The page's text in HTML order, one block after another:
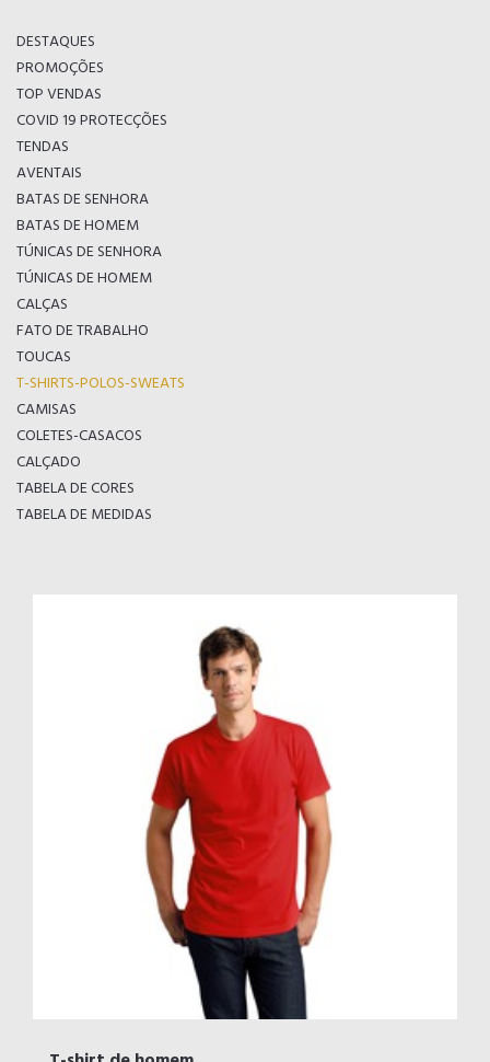
DESTAQUES
PROMOÇÕES
TOP VENDAS
COVID 19 PROTECÇÕES
TENDAS
AVENTAIS
BATAS DE SENHORA
BATAS DE HOMEM
TÚNICAS DE SENHORA
TÚNICAS DE HOMEM
CALÇAS
FATO DE TRABALHO
TOUCAS
T-SHIRTS-POLOS-SWEATS
CAMISAS
COLETES-CASACOS
CALÇADO
TABELA DE CORES
TABELA DE MEDIDAS